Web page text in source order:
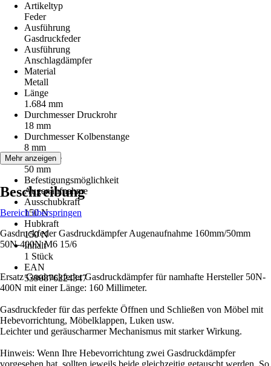
Artikeltyp
Feder
Ausführung
Gasdruckfeder
Ausführung
Anschlagdämpfer
Material
Metall
Länge
1.684 mm
Durchmesser Druckrohr
18 mm
Durchmesser Kolbenstange
8 mm
Hublänge
50 mm
Befestigungsmöglichkeit
Augenaufnahme
Ausschubkraft
150 N
Hubkraft
150 N
Inhalt
1 Stück
EAN
5390876224347
Mehr anzeigen
Beschreibung
Bereich überspringen
Gasdruckfeder Gasdruckdämpfer Augenaufnahme 160mm/50mm
50N-400N M6 15/6
Ersatz Gasdruckfeder Gasdruckdämpfer für namhafte Hersteller 50N-
400N mit einer Länge: 160 Millimeter.
Gasdruckfeder für das perfekte Öffnen und Schließen von Möbel mit
Hebevorrichtung, Möbelklappen, Luken usw.
Leichter und geräuscharmer Mechanismus mit starker Wirkung.
Hinweis: Wenn Ihre Hebevorrichtung zwei Gasdruckdämpfer
vorgesehen hat, sollten jeweils beide gleichzeitig getauscht werden. So